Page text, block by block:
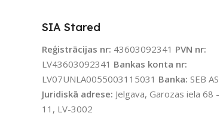
SKAITS
SIA Stared
Reģistrācijas nr: 43603092341 PVN nr:
LV43603092341 Bankas konta nr:
LV07UNLA0055003115031 Banka: SEB AS
Juridiskā adrese: Jelgava, Garozas iela 68 -
11, LV-3002